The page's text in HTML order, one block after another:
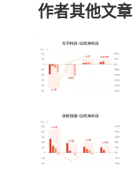
作者其他文章